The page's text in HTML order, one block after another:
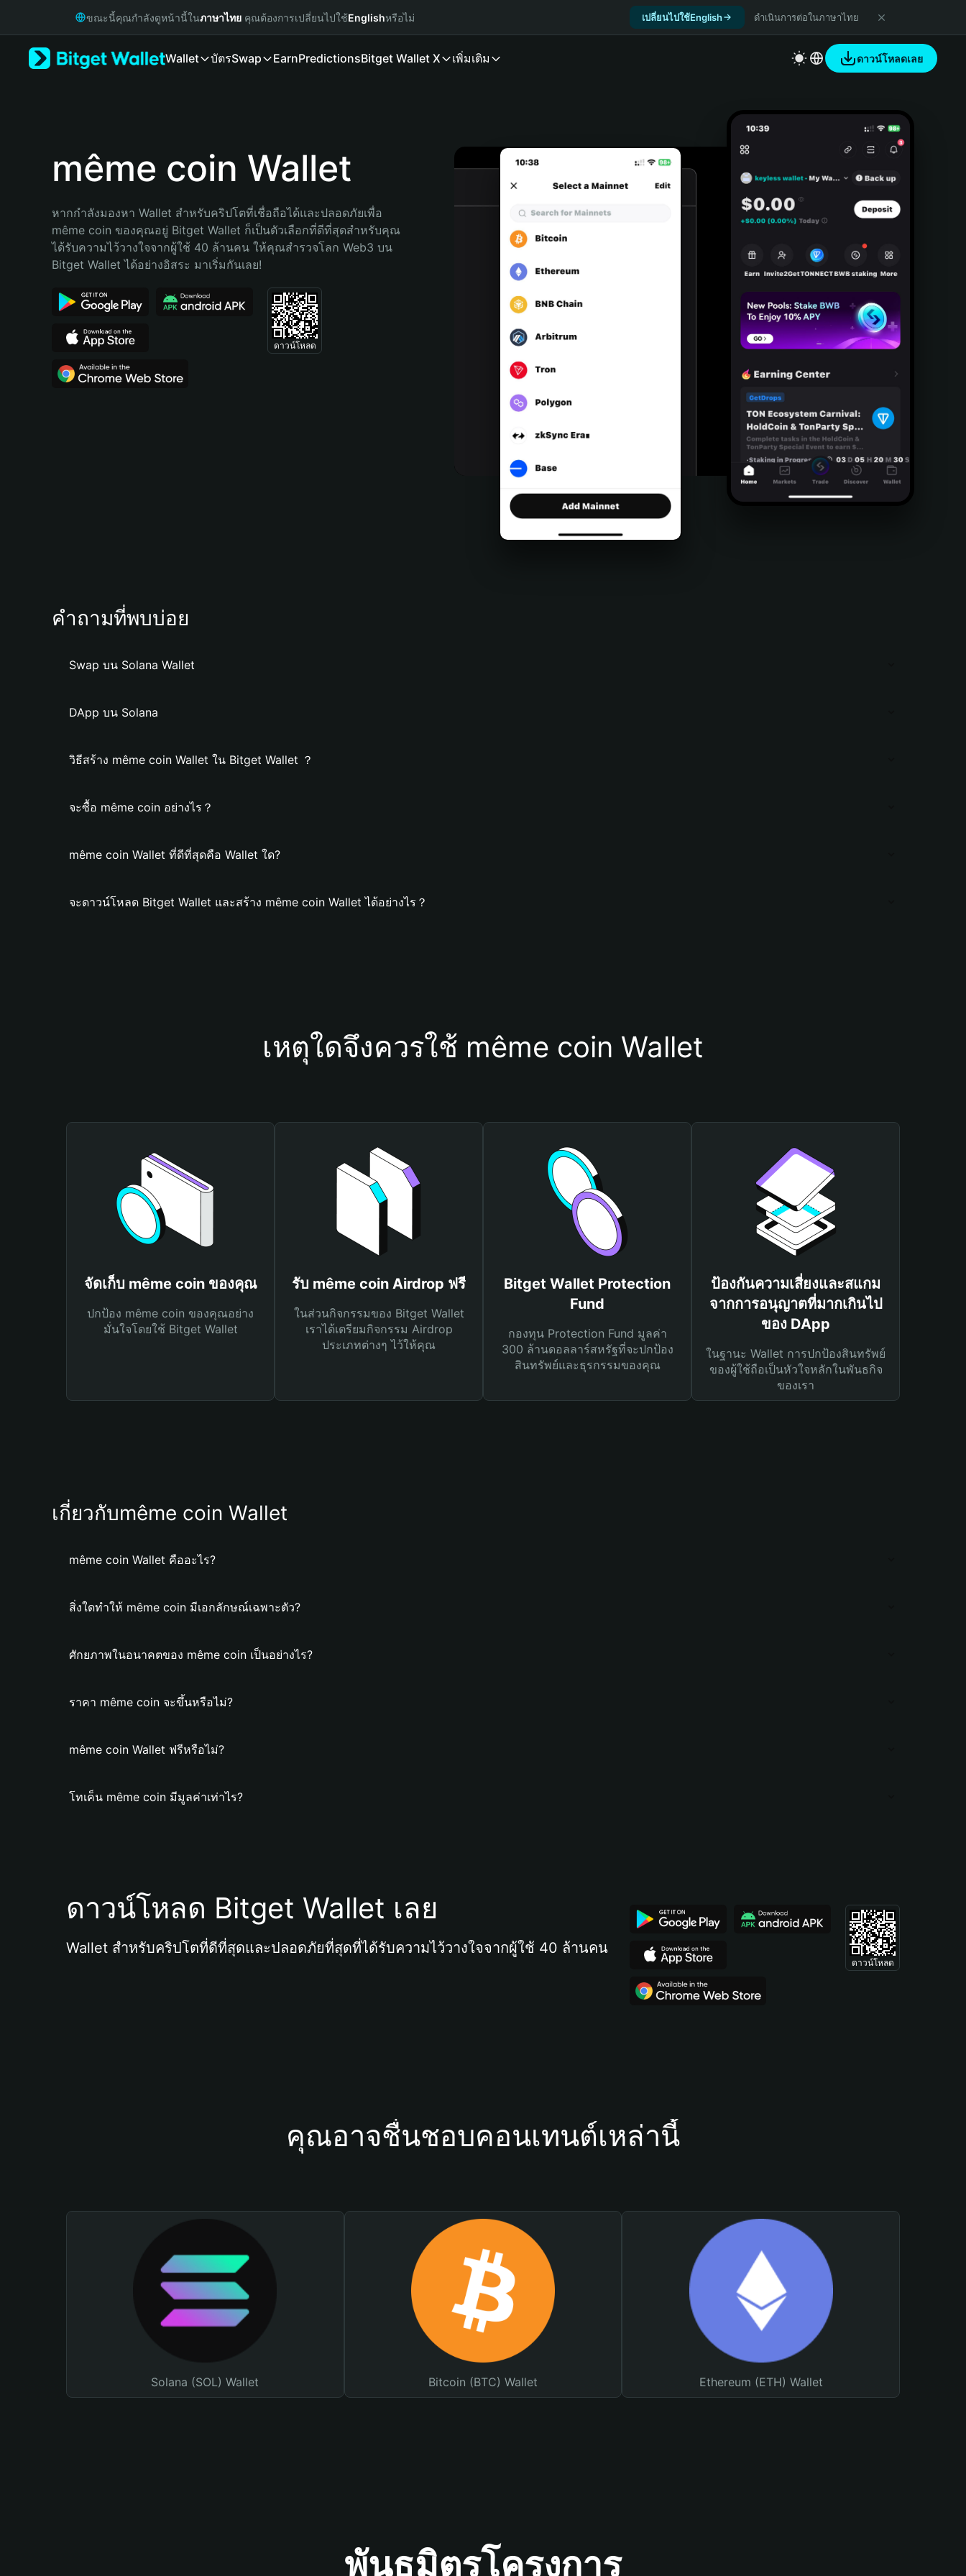
Русский
Bahasa Indonesia
Português (Brasil)
ขณะนี้คุณกำลังดูหน้านี้ในภาษาไทย คุณต้องการเปลี่ยนไปใช้Englishหรือไม่ เปลี่ยนไปใช้English ดำเนินการต่อในภาษาไทย
Wallet บัตรSwap EarnPredictionsBitget Wallet X เพิ่มเติม ดาวน์โหลดเลย
même coin Wallet
หากกำลังมองหา Wallet สำหรับคริปโตที่เชื่อถือได้และปลอดภัยเพื่อ
même coin ของคุณอยู่ Bitget Wallet ก็เป็นตัวเลือกที่ดีที่สุดสำหรับคุณ
ได้รับความไว้วางใจจากผู้ใช้ 40 ล้านคน ให้คุณสำรวจโลก Web3 บน
Bitget Wallet ได้อย่างอิสระ มาเริ่มกันเลย!
ดาวน์โหลด
คำถามที่พบบ่อย
Swap บน Solana Wallet
DApp บน Solana
วิธีสร้าง même coin Wallet ใน Bitget Wallet ？
จะซื้อ même coin อย่างไร？
même coin Wallet ที่ดีที่สุดคือ Wallet ใด?
จะดาวน์โหลด Bitget Wallet และสร้าง même coin Wallet ได้อย่างไร？
เหตุใดจึงควรใช้ même coin Wallet
จัดเก็บ même coin ของคุณ
ปกป้อง même coin ของคุณอย่าง
มั่นใจโดยใช้ Bitget Wallet
รับ même coin Airdrop ฟรี
ในส่วนกิจกรรมของ Bitget Wallet
เราได้เตรียมกิจกรรม Airdrop
ประเภทต่างๆ ไว้ให้คุณ
Bitget Wallet Protection
Fund
กองทุน Protection Fund มูลค่า
300 ล้านดอลลาร์สหรัฐที่จะปกป้อง
สินทรัพย์และธุรกรรมของคุณ
ป้องกันความเสี่ยงและสแกม
จากการอนุญาตที่มากเกินไป
ของ DApp
ในฐานะ Wallet การปกป้องสินทรัพย์
ของผู้ใช้ถือเป็นหัวใจหลักในพันธกิจ
ของเรา
เกี่ยวกับmême coin Wallet
même coin Wallet คืออะไร?
สิ่งใดทำให้ même coin มีเอกลักษณ์เฉพาะตัว?
ศักยภาพในอนาคตของ même coin เป็นอย่างไร?
ราคา même coin จะขึ้นหรือไม่?
même coin Wallet ฟรีหรือไม่?
โทเค็น même coin มีมูลค่าเท่าไร?
ดาวน์โหลด Bitget Wallet เลย
Wallet สำหรับคริปโตที่ดีที่สุดและปลอดภัยที่สุดที่ได้รับความไว้วางใจจากผู้ใช้ 40 ล้านคน
ดาวน์โหลด
คุณอาจชื่นชอบคอนเทนต์เหล่านี้
Solana (SOL) Wallet Bitcoin (BTC) Wallet Ethereum (ETH) Wallet
พันธมิตรโครงการ